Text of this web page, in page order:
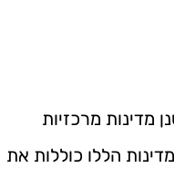
מרכזיות
הללו כוללות את